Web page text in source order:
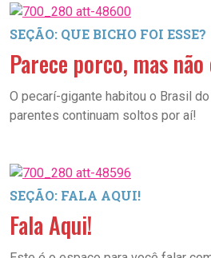
SEÇÃO: QUE BICHO FOI ESSE?
Parece porco, mas não
O pecarí-gigante habitou o Brasil
parentes continuam soltos por aí!
SEÇÃO: FALA AQUI!
Fala Aqui!